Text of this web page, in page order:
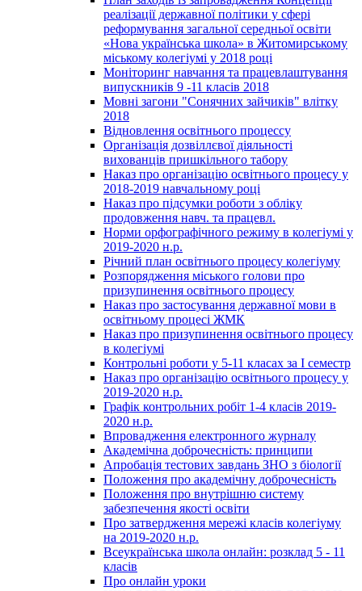
реалізації державної політики у сфері
реформування загальної середньої освіти
«Нова українська школа» в Житомирському
міському колегіумі у 2018 році
Моніторинг навчання та працевлаштування
випускників 9 -11 класів 2018
Мовні загони "Сонячних зайчиків" влітку
2018
Відновлення освітнього процессу
Організація дозвіллєвої діяльності
вихованців пришкільного табору
Наказ про організацію освітнього процесу у
2018-2019 навчальному році
Наказ про підсумки роботи з обліку
продовження навч. та працевл.
Норми орфографічного режиму в колегіумі у
2019-2020 н.р.
Річний план освітнього процесу колегіуму
Розпорядження міського голови про
призупинення освітнього процесу
Наказ про застосування державної мови в
освітньому процесі ЖМК
Наказ про призупинення освітнього процесу
в колегіумі
Контрольні роботи у 5-11 класах за І семестр
Наказ про організацію освітнього процесу у
2019-2020 н.р.
Графік контрольних робіт 1-4 класів 2019-
2020 н.р.
Впровадження електронного журналу
Академічна доброчесність: принципи
Апробація тестових завдань ЗНО з біології
Положення про академічну доброчесність
Положення про внутрішню систему
забезпечення якості освіти
Про затвердження мережі класів колегіуму
на 2019-2020 н.р.
Всеукраїнська школа онлайн: розклад 5 - 11
класів
Про онлайн уроки